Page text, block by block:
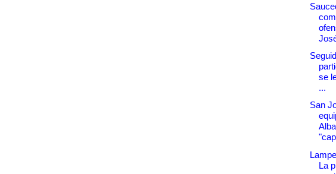
se
...
San
La